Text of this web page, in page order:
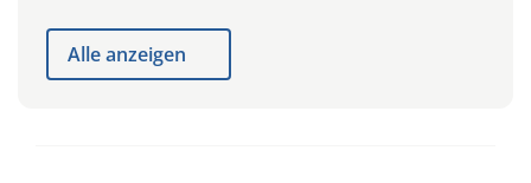
Alle anzeigen